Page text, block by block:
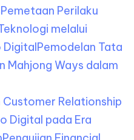
Pemetaan Perilaku
melalui
DigitalPemodelan Tata
Mahjong Ways dalam
Customer Relationship
Digital pada Era